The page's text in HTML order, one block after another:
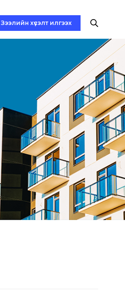
Зээлийн хүсэлт илгээх